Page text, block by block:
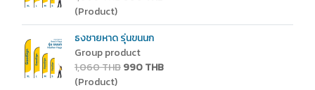
(Product)
ธงชายหาด รุ่นขนนก
Group product
1,060 THB990 THB
(Product)